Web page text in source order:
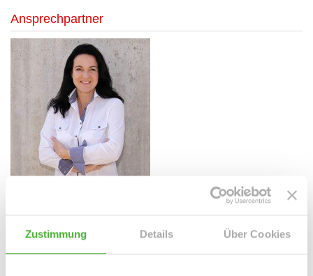
Zustimmung Details Über Cookies
Ansprechpartner
Telefon: 004934298549070
Telefax: 004934298549075
Mobil: 004915254250755